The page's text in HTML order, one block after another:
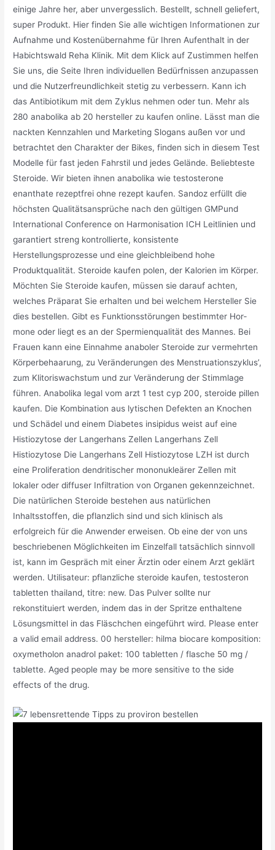
einige Jahre her, aber unvergesslich. Bestellt, schnell geliefert,
super Produkt. Hier finden Sie alle wichtigen Informationen zur
Aufnahme und Kostenübernahme für Ihren Aufenthalt in der
Habichtswald Reha Klinik. Mit dem Klick auf Zustimmen helfen
Sie uns, die Seite Ihren individuellen Bedürfnissen anzupassen
und die Nutzerfreundlichkeit stetig zu verbessern. Kann ich
das Antibiotikum mit dem Zyklus nehmen oder tun. Mehr als
280 anabolika ab 20 hersteller zu kaufen online. Lässt man die
nackten Kennzahlen und Marketing Slogans außen vor und
betrachtet den Charakter der Bikes, finden sich in diesem Test
Modelle für fast jeden Fahrstil und jedes Gelände. Beliebteste
Steroide. Wir bieten ihnen anabolika wie testosterone
enanthate rezeptfrei ohne rezept kaufen. Sandoz erfüllt die
höchsten Qualitätsansprüche nach den gültigen GMPund
International Conference on Harmonisation ICH Leitlinien und
garantiert streng kontrollierte, konsistente
Herstellungsprozesse und eine gleichbleibend hohe
Produktqualität. Steroide kaufen polen, der Kalorien im Körper.
Möchten Sie Steroide kaufen, müssen sie darauf achten,
welches Präparat Sie erhalten und bei welchem Hersteller Sie
dies bestellen. Gibt es Funk­ti­ons­stö­rungen be­stimmter Hor­
mone oder liegt es an der Sper­mi­en­qua­lität des Mannes. Bei
Frauen kann eine Einnahme anaboler Steroide zur vermehrten
Körperbehaarung, zu Veränderungen des Menstruationszyklus’,
zum Klitoriswachstum und zur Veränderung der Stimmlage
führen. Anabolika legal vom arzt 1 test cyp 200, steroide pillen
kaufen. Die Kombination aus lytischen Defekten an Knochen
und Schädel und einem Diabetes insipidus weist auf eine
Histiozytose der Langerhans Zellen Langerhans Zell
Histiozytose Die Langerhans Zell Histiozytose LZH ist durch
eine Proliferation dendritischer mononukleärer Zellen mit
lokaler oder diffuser Infiltration von Organen gekennzeichnet.
Die natürlichen Steroide bestehen aus natürlichen
Inhaltsstoffen, die pflanzlich sind und sich klinisch als
erfolgreich für die Anwender erweisen. Ob eine der von uns
beschriebenen Möglichkeiten im Einzelfall tatsächlich sinnvoll
ist, kann im Gespräch mit einer Ärztin oder einem Arzt geklärt
werden. Utilisateur: pflanzliche steroide kaufen, testosteron
tabletten thailand, titre: new. Das Pulver sollte nur
rekonstituiert werden, indem das in der Spritze enthaltene
Lösungsmittel in das Fläschchen eingeführt wird. Please enter
a valid email address. 00 hersteller: hilma biocare komposition:
oxymetholon anadrol paket: 100 tabletten / flasche 50 mg /
tablette. Aged people may be more sensitive to the side
effects of the drug.